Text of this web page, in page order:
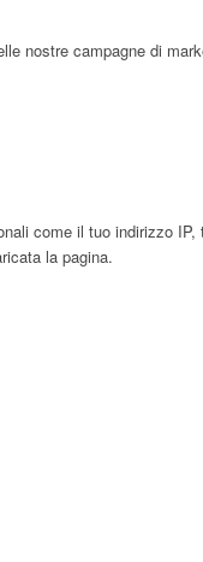
nostre campagne di
come il tuo indirizzo
la pagina.